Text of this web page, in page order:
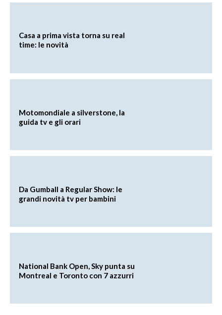
Casa a prima vista torna su real
time: le novità
Motomondiale a silverstone, la
guida tv e gli orari
Da Gumball a Regular Show: le
grandi novità tv per bambini
National Bank Open, Sky punta su
Montreal e Toronto con 7 azzurri